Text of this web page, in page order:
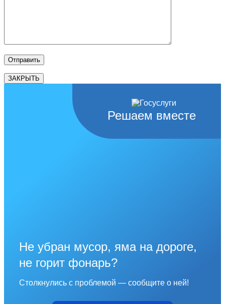
ЗАКРЫТЬ
Решаем вместе
Не убран мусор, яма на дороге,
не горит фонарь?
Столкнулись с проблемой — сообщите о ней!